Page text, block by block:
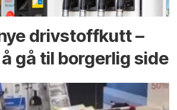
drivstoffkutt –
gå til borgerlig side